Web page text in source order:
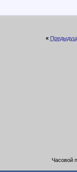
«
Часовой